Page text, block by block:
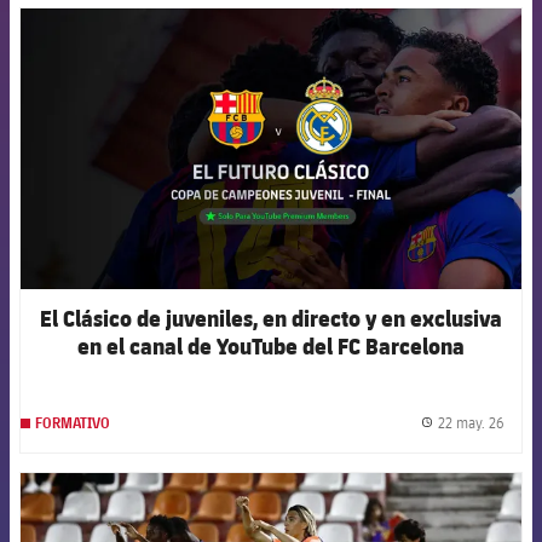
FCB Barcelona badge
El Clásico de juveniles, en directo y en exclusiva
en el canal de YouTube del FC Barcelona
FORMATIVO 22 may. 26
FCB Barcelona badge